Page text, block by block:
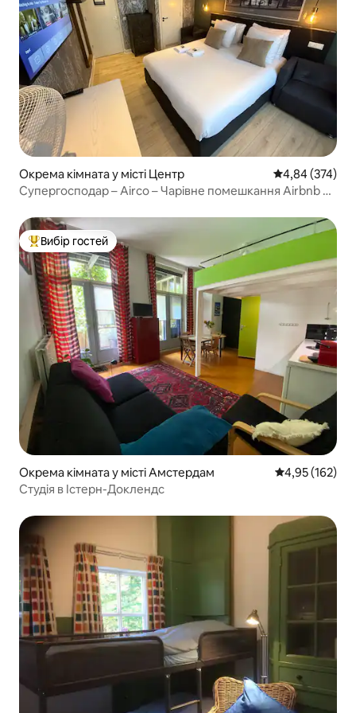
Окрема кімната у місті Центр Середня
4,84 (374)
Супергосподар – Airco – Чарівне помешкання Airbnb з
Топ вибір гостей
Вибір гостей
Окрема кімната у місті Амстердам Середня
4,95 (162)
Студія в Істерн-Доклендс